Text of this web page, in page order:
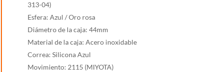
313-04)
Esfera: Azul / Oro rosa
Diámetro de la caja: 44mm
Material de la caja: Acero inoxidable
Correa: Silicona Azul
Movimiento: 2115 (MIYOTA)